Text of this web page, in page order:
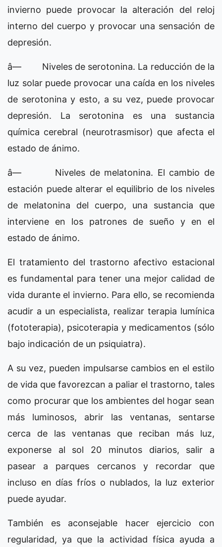
invierno puede provocar la alteración del reloj
interno del cuerpo y provocar una sensación de
depresión.
â— Niveles de serotonina. La reducción de la
luz solar puede provocar una caída en los niveles
de serotonina y esto, a su vez, puede provocar
depresión. La serotonina es una sustancia
química cerebral (neurotrasmisor) que afecta el
estado de ánimo.
â— Niveles de melatonina. El cambio de
estación puede alterar el equilibrio de los niveles
de melatonina del cuerpo, una sustancia que
interviene en los patrones de sueño y en el
estado de ánimo.
El tratamiento del trastorno afectivo estacional
es fundamental para tener una mejor calidad de
vida durante el invierno. Para ello, se recomienda
acudir a un especialista, realizar terapia lumínica
(fototerapia), psicoterapia y medicamentos (sólo
bajo indicación de un psiquiatra).
A su vez, pueden impulsarse cambios en el estilo
de vida que favorezcan a paliar el trastorno, tales
como procurar que los ambientes del hogar sean
más luminosos, abrir las ventanas, sentarse
cerca de las ventanas que reciban más luz,
exponerse al sol 20 minutos diarios, salir a
pasear a parques cercanos y recordar que
incluso en días fríos o nublados, la luz exterior
puede ayudar.
También es aconsejable hacer ejercicio con
regularidad, ya que la actividad física ayuda a